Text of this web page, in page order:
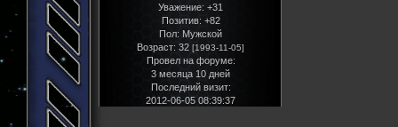
Уважение: +31
Позитив: +82
Пол: Мужской
Возраст: 32 [1993-11-05]
Провел на форуме:
3 месяца 10 дней
Последний визит:
2012-06-05 08:39:37